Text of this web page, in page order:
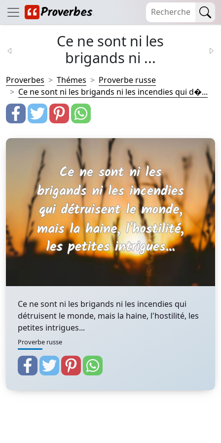
Ce ne sont ni les
brigands ni ...
Proverbes Thémes
Proverbe russe
Ce ne sont ni les brigands ni les incendies qui d�...
Ce ne sont ni les brigands ni les incendies qui
détruisent le monde, mais la haine, l'hostilité, les
petites intrigues...
Proverbe russe